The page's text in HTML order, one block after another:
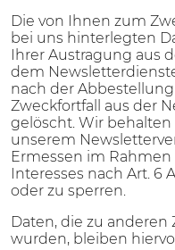
Die von Ihnen zum
bei uns hinterlegten
Ihrer Austragung aus
dem
nach der
Zweckfortfall aus der
gelöscht. Wir behalten
unserem
Ermessen im
Interesses nach Art. 6
oder zu sperren.
Daten, die zu
wurden, bleiben